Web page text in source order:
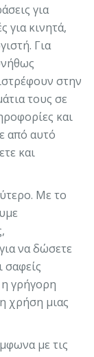
για
για κινητά,
Για
στην
τους σε
και
από αυτό
και
Με το
να δώσετε
σαφείς
η γρήγορη
χρήση μιας
με τις